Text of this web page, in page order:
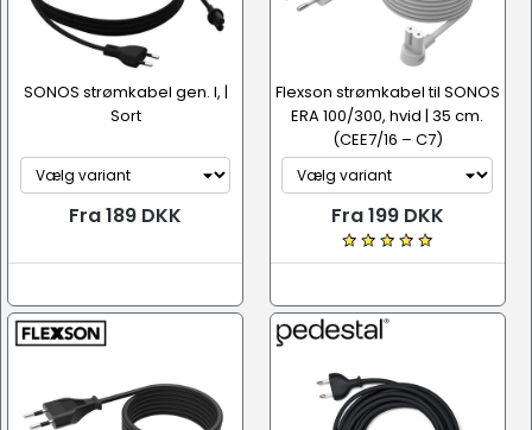
SONOS strømkabel gen. I, |
Sort
Fra 189 DKK
Flexson strømkabel til SONOS
ERA 100/300, hvid | 35 cm.
(CEE7/16 – C7)
Fra 199 DKK